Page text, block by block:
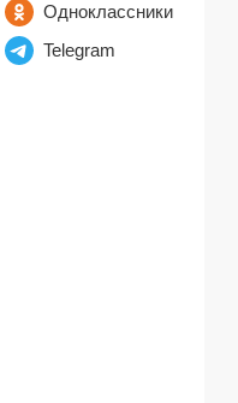
Одноклассники
Telegram